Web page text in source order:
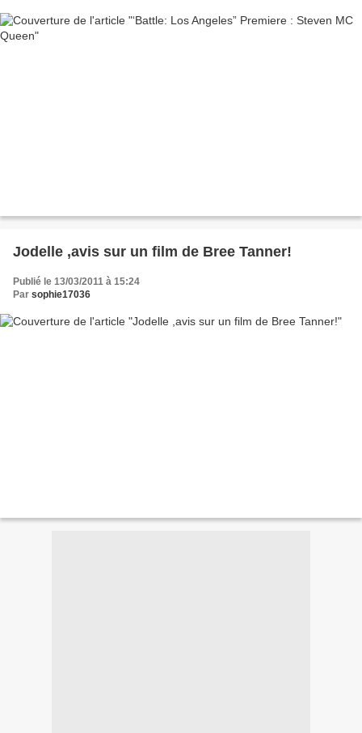
Jodelle ,avis sur un film de Bree Tanner!
Publié le 13/03/2011 à 15:24
Par sophie17036